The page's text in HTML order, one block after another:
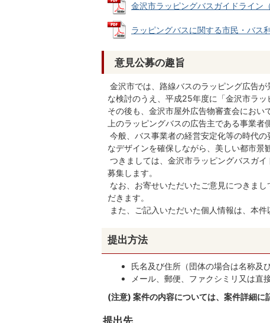
金沢市ラッピングバスガイドライン
ラッピングバスに関する市民・バス
意見公募の趣旨
金沢市では、路線バスのラッピング広告
な検討のうえ、平成25年度に「金沢市ラッ
その後も、金沢市屋外広告物審査会にお
上のラッピングバスの広告主である事業者
今般、バス事業者の経営安定化等の時代
なデザインを確保しながら、美しい都市景
つきましては、金沢市ラッピングバスガ
募集します。
なお、お寄せいただいたご意見につきま
だきます。
また、ご記入いただいた個人情報は、本件
提出方法
氏名及び住所（団体の場合は名称及
メール、郵便、ファクシミリ又は直
(注意) 案件の内容については、案件詳細に